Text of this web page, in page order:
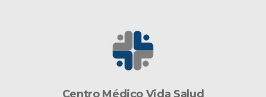
Centro Médico Vida Salud